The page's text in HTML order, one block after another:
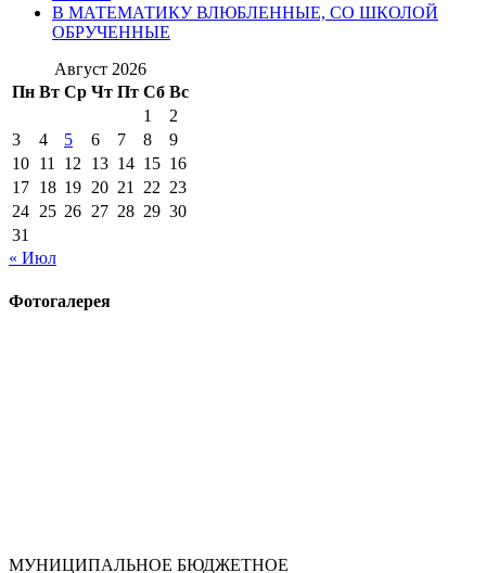
В МАТЕМАТИКУ ВЛЮБЛЕННЫЕ, СО ШКОЛОЙ
ОБРУЧЕННЫЕ
Август 2026
Пн Вт Ср Чт Пт Сб Вс
1
2
3
4 5 6 7 8
9
10 11 12 13 14 15 16
17 18 19 20 21 22 23
24 25 26 27 28 29 30
31
« Июл
Фотогалерея
МУНИЦИПАЛЬНОЕ БЮДЖЕТНОЕ